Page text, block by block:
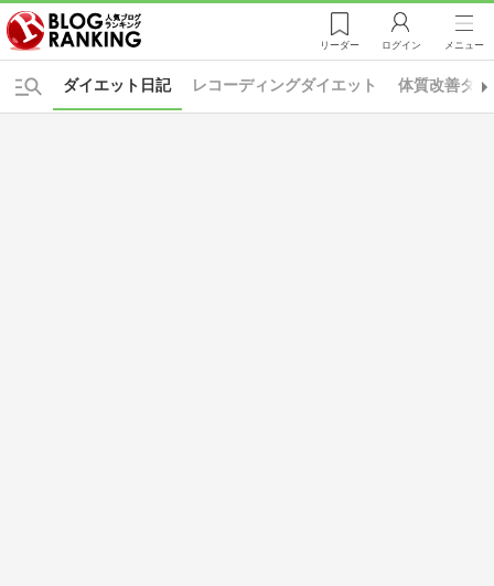
リーダー ログイン メニュー
レコーディングダイエット 体質改善ダ
ダイエット日記